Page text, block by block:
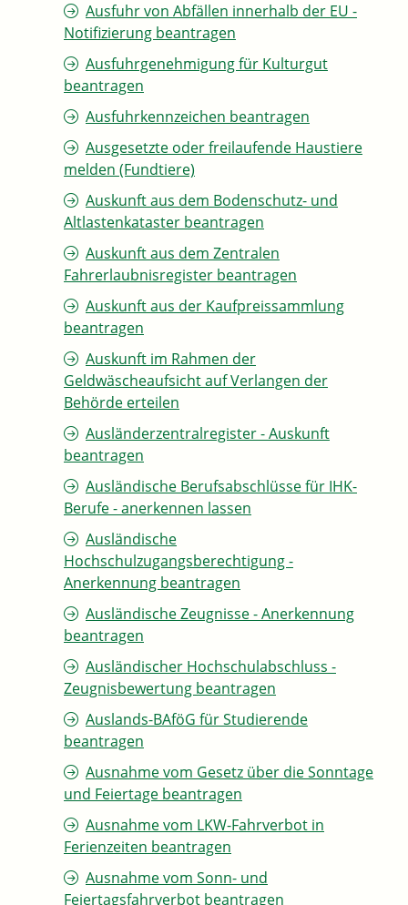
Ausfuhr von Abfällen innerhalb der EU -
Notifizierung beantragen
Ausfuhrgenehmigung für Kulturgut
beantragen
Ausfuhrkennzeichen beantragen
Ausgesetzte oder freilaufende Haustiere
melden (Fundtiere)
Auskunft aus dem Bodenschutz- und
Altlastenkataster beantragen
Auskunft aus dem Zentralen
Fahrerlaubnisregister beantragen
Auskunft aus der Kaufpreissammlung
beantragen
Auskunft im Rahmen der
Geldwäscheaufsicht auf Verlangen der
Behörde erteilen
Ausländerzentralregister - Auskunft
beantragen
Ausländische Berufsabschlüsse für IHK-
Berufe - anerkennen lassen
Ausländische
Hochschulzugangsberechtigung -
Anerkennung beantragen
Ausländische Zeugnisse - Anerkennung
beantragen
Ausländischer Hochschulabschluss -
Zeugnisbewertung beantragen
Auslands-BAföG für Studierende
beantragen
Ausnahme vom Gesetz über die Sonntage
und Feiertage beantragen
Ausnahme vom LKW-Fahrverbot in
Ferienzeiten beantragen
Ausnahme vom Sonn- und
Feiertagsfahrverbot beantragen